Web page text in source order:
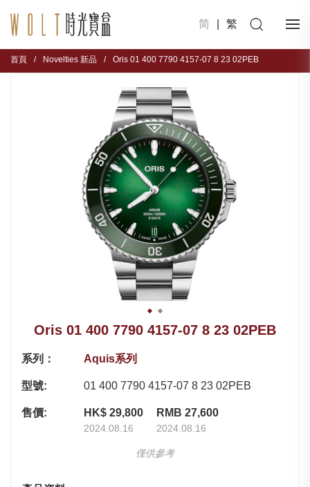
简 繁
首頁 / Novelties 新品 / Oris 01 400 7790 4157-07 8 23 02PEB
Oris 01 400 7790 4157-07 8 23 02PEB
系列： Aquis系列
型號: 01 400 7790 4157-07 8 23 02PEB
售價: HK$ 29,800
2024.08.16
RMB 27,600
2024.08.16
僅供參考